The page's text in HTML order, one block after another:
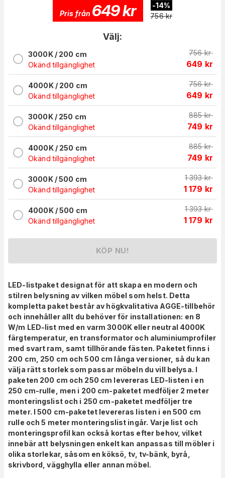
Pris från 649kr -14%
756 kr
Välj:
3000K / 200 cm
Okänd tillgänglighet
756 kr
649 kr
4000K / 200 cm
Okänd tillgänglighet
756 kr
649 kr
3000K / 250 cm
Okänd tillgänglighet
885 kr
749 kr
4000K / 250 cm
Okänd tillgänglighet
885 kr
749 kr
3000K / 500 cm
Okänd tillgänglighet
1 393 kr
1 179 kr
4000K / 500 cm
Okänd tillgänglighet
1 393 kr
1 179 kr
KÖP NU!
LED-listpaket designat för att skapa en modern och
stilren belysning av vilken möbel som helst. Detta
kompletta paket består av högkvalitativa AGGE-tillbehör
och innehåller allt du behöver för installationen: en 8
W/m LED-list med en varm 3000K eller neutral 4000K
färgtemperatur, en transformator och aluminiumprofiler
med svart ram, samt tillhörande fästen. Paketet finns i
200 cm, 250 cm och 500 cm långa versioner, så du kan
välja rätt storlek som passar möbeln du vill belysa. I
paketen 200 cm och 250 cm levereras LED-listen i en
250 cm-rulle, men i 200 cm-paketet medföljer 2 meter
monteringslist och i 250 cm-paketet medföljer tre
meter. I 500 cm-paketet levereras listen i en 500 cm
rulle och 5 meter monteringslist ingår. Varje list och
monteringsprofil kan också kortas efter behov, vilket
innebär att belysningen enkelt kan anpassas till möbler i
olika storlekar, såsom en köksö, tv, tv-bänk, byrå,
skrivbord, vägghylla eller annan möbel.